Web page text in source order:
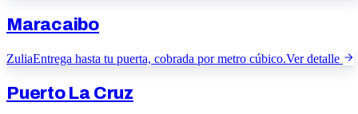
Maracaibo
ZuliaEntrega hasta tu puerta, cobrada por metro cúbico.Ver detalle
Puerto La Cruz